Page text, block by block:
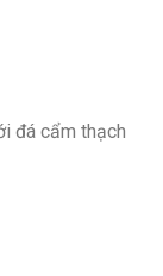
đá cẩm thạch